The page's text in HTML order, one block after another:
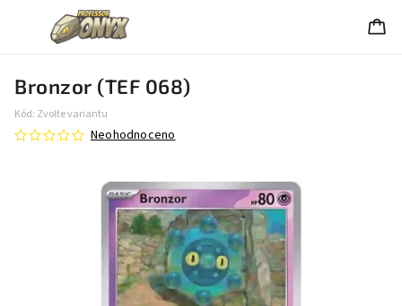
Bronzor (TEF 068)
Kód: Zvolte variantu
Neohodnoceno